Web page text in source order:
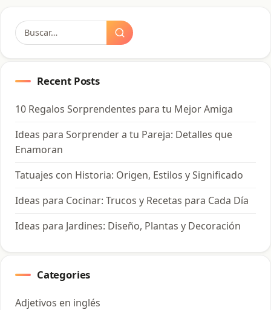
Buscar:
Recent Posts
10 Regalos Sorprendentes para tu Mejor Amiga
Ideas para Sorprender a tu Pareja: Detalles que
Enamoran
Tatuajes con Historia: Origen, Estilos y Significado
Ideas para Cocinar: Trucos y Recetas para Cada Día
Ideas para Jardines: Diseño, Plantas y Decoración
Categories
Adjetivos en inglés